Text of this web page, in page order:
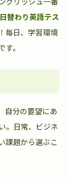
日替わり英語テス
毎日、学習環境
。
自分の要望にあ
。日常、ビジネ
課題から選ぶこ